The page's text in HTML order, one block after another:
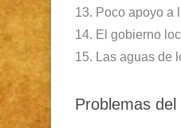
13. Poco apoyo a
14. El gobierno
15. Las aguas de
Problemas